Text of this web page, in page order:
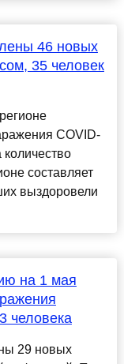
46 новых
35 человек
COVID-
составляет
выздоровели
на 1 мая
человека
29 новых